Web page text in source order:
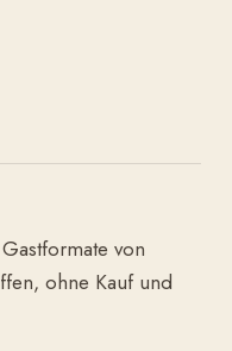
von
ohne Kauf und